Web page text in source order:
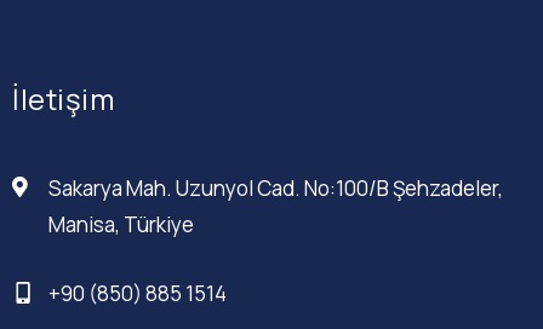
İletişim
Sakarya Mah. Uzunyol Cad. No:100/B Şehzadeler,
Manisa, Türkiye
+90 (850) 885 1514